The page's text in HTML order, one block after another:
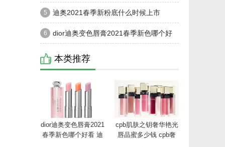
红和ysl口红哪个好
5 迪奥2021春季新粉底什么时候上市
dior2021新粉底发售时间和价格
6 dior迪奥变色唇膏2021春季新色哪个好
看 迪奥变色唇膏2021新色色号及试色
本类推荐
dior迪奥变色唇膏2021
春季新色哪个好看 迪
cpb肌肤之钥奢华艳光
唇晶蜜多少钱 cpb奢